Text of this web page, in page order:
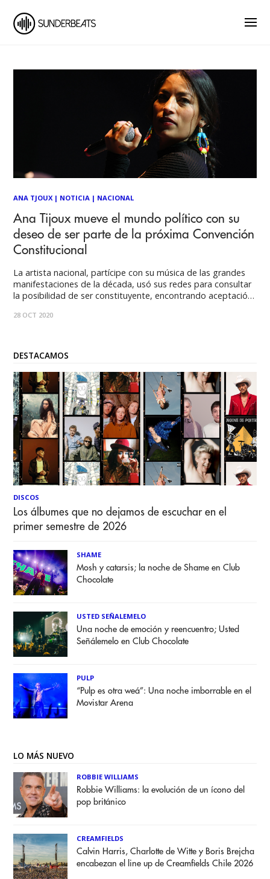
ANA TJOUX| NOTICIA | NACIONAL
Ana Tijoux mueve el mundo político con su
deseo de ser parte de la próxima Convención
Constitucional
La artista nacional, partícipe con su música de las grandes
manifestaciones de la década, usó sus redes para consultar
la posibilidad de ser constituyente, encontrando aceptación
aplastante victoria del apruebo y de la Convención
28 OCT 2020
DESTACAMOS
DISCOS
Los álbumes que no dejamos de escuchar en el
primer semestre de 2026
SHAME
Mosh y catarsis; la noche de Shame en Club
Chocolate
USTED SEÑALEMELO
Una noche de emoción y reencuentro; Usted
Señálemelo en Club Chocolate
PULP
“Pulp es otra weá”: Una noche imborrable en el
Movistar Arena
LO MÁS NUEVO
ROBBIE WILLIAMS
Robbie Williams: la evolución de un ícono del
pop británico
CREAMFIELDS
Calvin Harris, Charlotte de Witte y Boris Brejcha
encabezan el line up de Creamfields Chile 2026